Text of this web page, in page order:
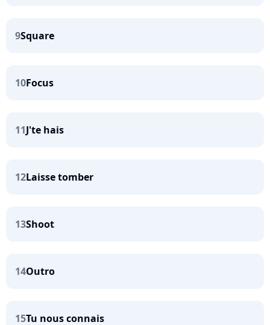
9Square
10Focus
11J'te hais
12Laisse tomber
13Shoot
14Outro
15Tu nous connais